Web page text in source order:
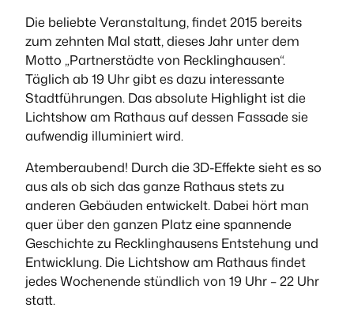
Die beliebte Veranstaltung, findet 2015 bereits
zum zehnten Mal statt, dieses Jahr unter dem
Motto „Partnerstädte von Recklinghausen“.
Täglich ab 19 Uhr gibt es dazu interessante
Stadtführungen. Das absolute Highlight ist die
Lichtshow am Rathaus auf dessen Fassade sie
aufwendig illuminiert wird.
Atemberaubend! Durch die 3D-Effekte sieht es so
aus als ob sich das ganze Rathaus stets zu
anderen Gebäuden entwickelt. Dabei hört man
quer über den ganzen Platz eine spannende
Geschichte zu Recklinghausens Entstehung und
Entwicklung. Die Lichtshow am Rathaus findet
jedes Wochenende stündlich von 19 Uhr – 22 Uhr
statt.